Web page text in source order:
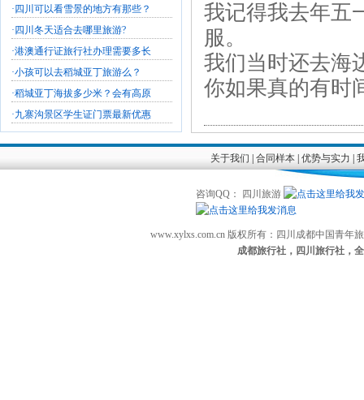
· 四川可以看雪景的地方有那些？
· 四川冬天适合去哪里旅游?
·港澳通行证旅行社办理需要多长
·小孩可以去稻城亚丁旅游么？
·稻城亚丁海拔多少米？会有高原
·九寨沟景区学生证门票最新优惠
我记得我去年五
服。
我们当时还去海
你如果真的有时
关于我们 合同样本| 优势与实力
咨询QQ： 四川旅游
www.xylxs.com.cn 版权所有：四川成都中国青
成都旅行社，四川旅行社，